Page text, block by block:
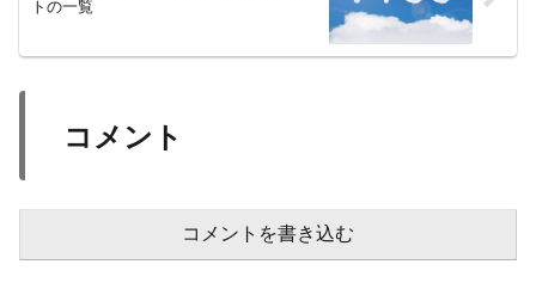
トの一覧
コメント
コメントを書き込む